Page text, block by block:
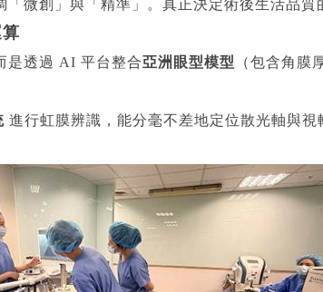
「微創」與「精準」。真正決定術後生活品質
是透過 AI 平台整合亞洲眼型模型 （包含角膜
進行虹膜辨識，能分毫不差地定位散光軸與